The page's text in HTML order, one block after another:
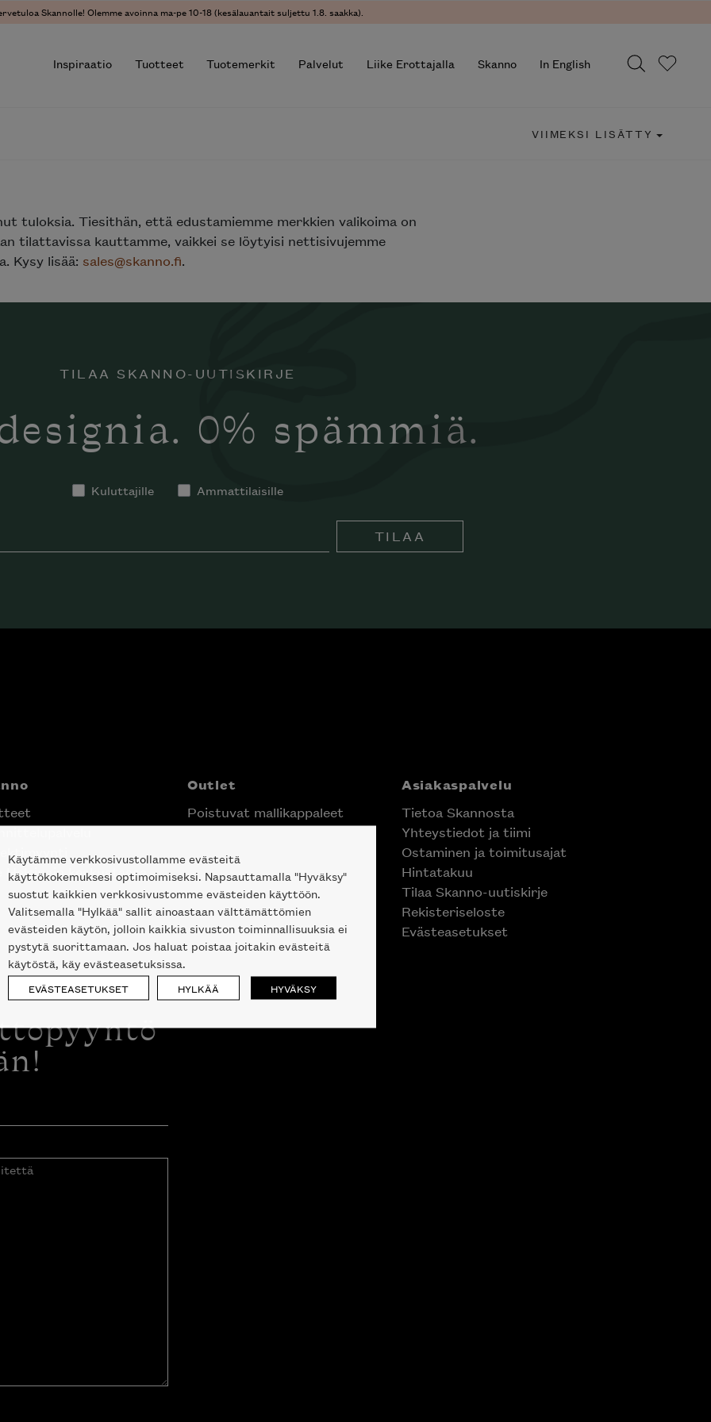
Skannolle! Olemme avoinna ma-pe 10-18 (kesälauantait suljettu 1.8. saakka).
Inspiraatio Tuotteet Tuotemerkit Palvelut Liike Erottajalla Skanno In English
VIIMEKSI LISÄTTY
tuloksia. Tiesithän, että edustamiemme merkkien valikoima on
tilattavissa kauttamme, vaikkei se löytyisi nettisivujemme
Kysy lisää: sales@skanno.fi.
TILAA SKANNO-UUTISKIRJE
0% spämmiä.
Kuluttajille Ammattilaisille
TILAA
Helsingin keskustassa
Outlet
Poistuvat mallikappaleet
Asiakaspalvelu
Tietoa Skannosta
Yhteystiedot ja tiimi
Ostaminen ja toimitusajat
Hintatakuu
Tilaa Skanno-uutiskirje
Rekisteriseloste
Evästeasetukset
Käytämme verkkosivustollamme evästeitä
käyttökokemuksesi optimoimiseksi. Napsauttamalla "Hyväksy"
suostut kaikkien verkkosivustomme evästeiden käyttöön.
Valitsemalla "Hylkää" sallit ainoastaan välttämättömien
evästeiden käytön, jolloin kaikkia sivuston toiminnallisuuksia ei
pystytä suorittamaan. Jos haluat poistaa joitakin evästeitä
käytöstä, käy evästeasetuksissa.
EVÄSTEASETUKSET HYLKÄÄ HYVÄKSY